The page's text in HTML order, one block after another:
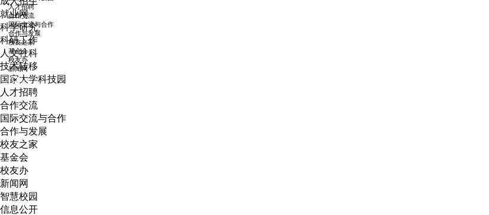
学科建设
招生就业
本科生招生
研究生招生
成人招生
就业网
科学研究
科研工作
人文社科
技术转移
国家大学科技园
人才招聘
合作交流
国际交流与合作
合作与发展
校友之家
基金会
就业网
科学研究
科研工作
人文社科
技术转移
国家大学科技园
人才招聘
合作交流
国际交流与合作
合作与发展
校友之家
基金会
校友办
新闻网
智慧校园
信息公开